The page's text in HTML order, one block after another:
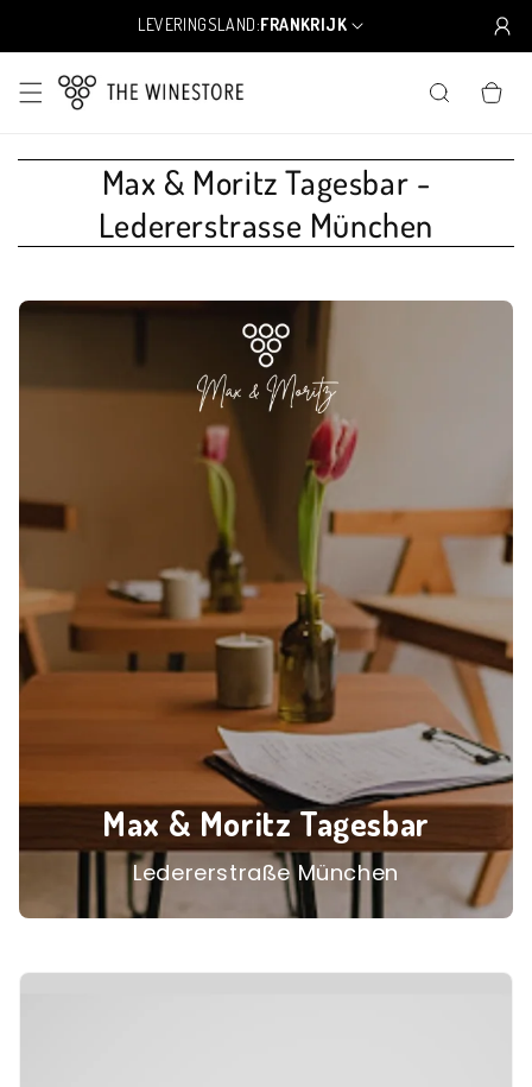
content
LEVERINGSLAND:
L
a
n
d
g
o
FRANKRIJK
Max & Moritz Tagesbar -
Ledererstrasse München
Max & Moritz Tagesbar
Ledererstraße München